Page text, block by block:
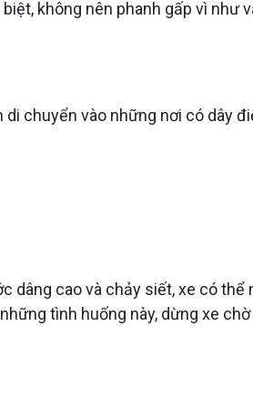
không nên phanh gấp vì như
chuyển vào những nơi có dây
dâng cao và chảy siết, xe có thể
tình huống này, dừng xe